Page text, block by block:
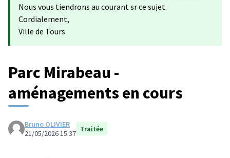
Nous vous tiendrons au courant sr ce sujet.
Cordialement,
Ville de Tours
Parc Mirabeau -
aménagements en cours
Bruno OLIVIER
21/05/2026 15:37 Traitée